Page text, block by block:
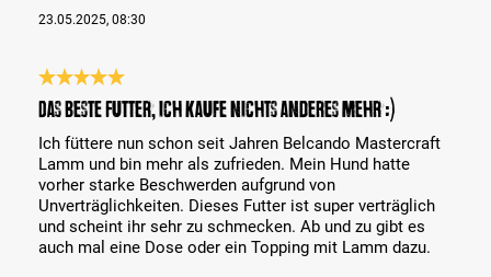
23.05.2025, 08:30
Bewertung mit 5 von 5 Sternen
Das beste Futter, ich kaufe nichts anderes mehr :)
Ich füttere nun schon seit Jahren Belcando Mastercraft
Lamm und bin mehr als zufrieden. Mein Hund hatte
vorher starke Beschwerden aufgrund von
Unverträglichkeiten. Dieses Futter ist super verträglich
und scheint ihr sehr zu schmecken. Ab und zu gibt es
auch mal eine Dose oder ein Topping mit Lamm dazu.